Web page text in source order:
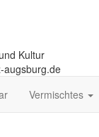
Kultur
augsburg.de
Vermischtes